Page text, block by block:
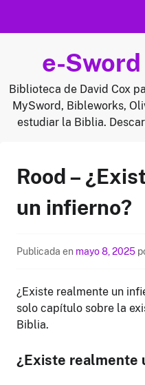
e-
Biblioteca de David Cox
MySword, Bibleworks,
estudiar la Biblia.
Rood –
un infierno?
Publicada en mayo 8, 2025
¿Existe realmente un
solo capítulo sobre la
Biblia.
¿Existe realmente